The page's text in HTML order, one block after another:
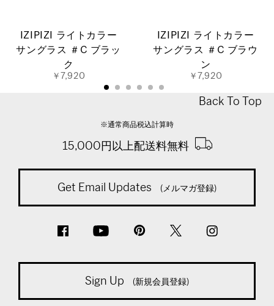
IZIPIZI ライトカラー
サングラス ＃C ブラッ
ク
￥7,920
IZIPIZI ライトカラー
サングラス ＃C ブラウ
ン
￥7,920
Back To Top
※通常商品税込計算時
15,000円以上配送料無料
Get Email Updates (メルマガ登録)
Sign Up (新規会員登録)